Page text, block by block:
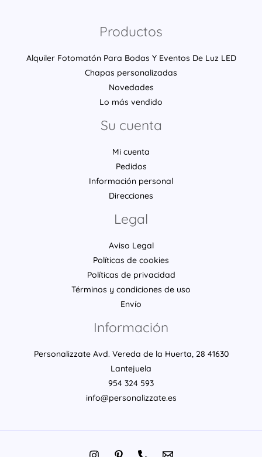
Productos
Alquiler Fotomatón Para Bodas Y Eventos De Luz LED
Chapas personalizadas
Novedades
Lo más vendido
Su cuenta
Mi cuenta
Pedidos
Información personal
Direcciones
Legal
Aviso Legal
Políticas de cookies
Políticas de privacidad
Términos y condiciones de uso
Envío
Información
Personalizzate Avd. Vereda de la Huerta, 28 41630
Lantejuela
954 324 593
info@personalizzate.es